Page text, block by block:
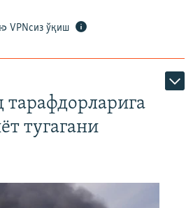
VPNсиз ўқиш
тарафдорларига
тугагани